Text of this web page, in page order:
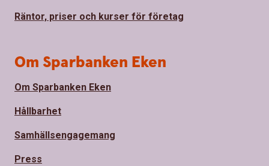
Räntor, priser och kurser för företag
Om Sparbanken Eken
Om Sparbanken Eken
Hållbarhet
Samhällsengagemang
Press